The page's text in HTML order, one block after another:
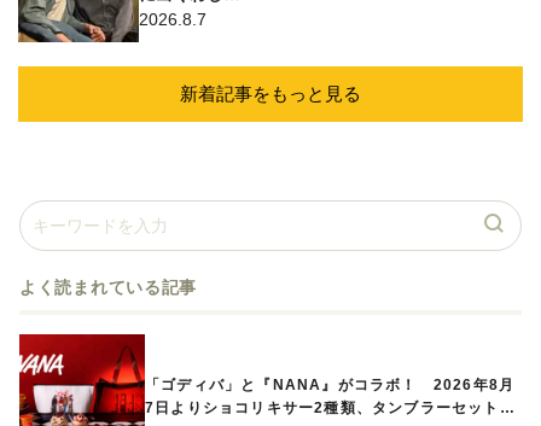
2026.8.7
新着記事をもっと見る
よく読まれている記事
「ゴディバ」と『NANA』がコラボ！ 2026年8月
7日よりショコリキサー2種類、タンブラーセットな